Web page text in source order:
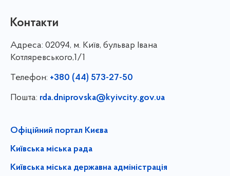
Контакти
Адреса: 02094, м. Київ, бульвар Івана
Котляревського,1/1
Телефон: +380 (44) 573-27-50
Пошта: rda.dniprovska@kyivcity.gov.ua
Офіційний портал Києва
Київська міська рада
Київська міська державна адміністрація